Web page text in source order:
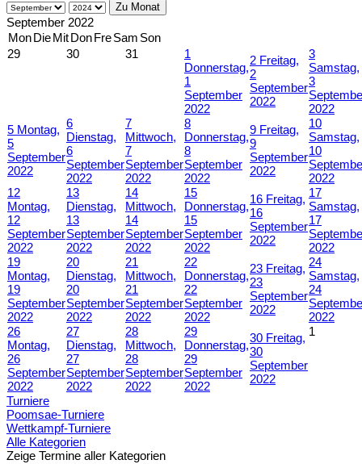
Zu Monat
September 2022
MonDieMitDonFreSam Son
29
30 31
1
Donnerstag,
1
September
2022
2 Freitag,
2
September
2022
3
Samstag,
3
2022
5 Montag,
5
September
2022
6
Dienstag,
6
September
2022
7
Mittwoch,
7
September
2022
8
Donnerstag,
8
September
2022
9 Freitag,
9
September
2022
10
Samstag,
10
2022
12
Montag,
12
September
2022
13
Dienstag,
13
September
2022
14
Mittwoch,
14
September
2022
15
Donnerstag,
15
September
2022
16 Freitag,
16
September
2022
17
Samstag,
17
2022
19
Montag,
19
September
2022
20
Dienstag,
20
September
2022
21
Mittwoch,
21
September
2022
22
Donnerstag,
22
September
2022
23 Freitag,
23
September
2022
24
Samstag,
24
2022
26
Montag,
26
September
2022
27
Dienstag,
27
September
2022
28
Mittwoch,
28
September
2022
29
Donnerstag,
29
September
2022
30 Freitag,
30
September
2022
1
Turniere
Poomsae-Turniere
Wettkampf-Turniere
Alle Kategorien
Zeige Termine aller Kategorien